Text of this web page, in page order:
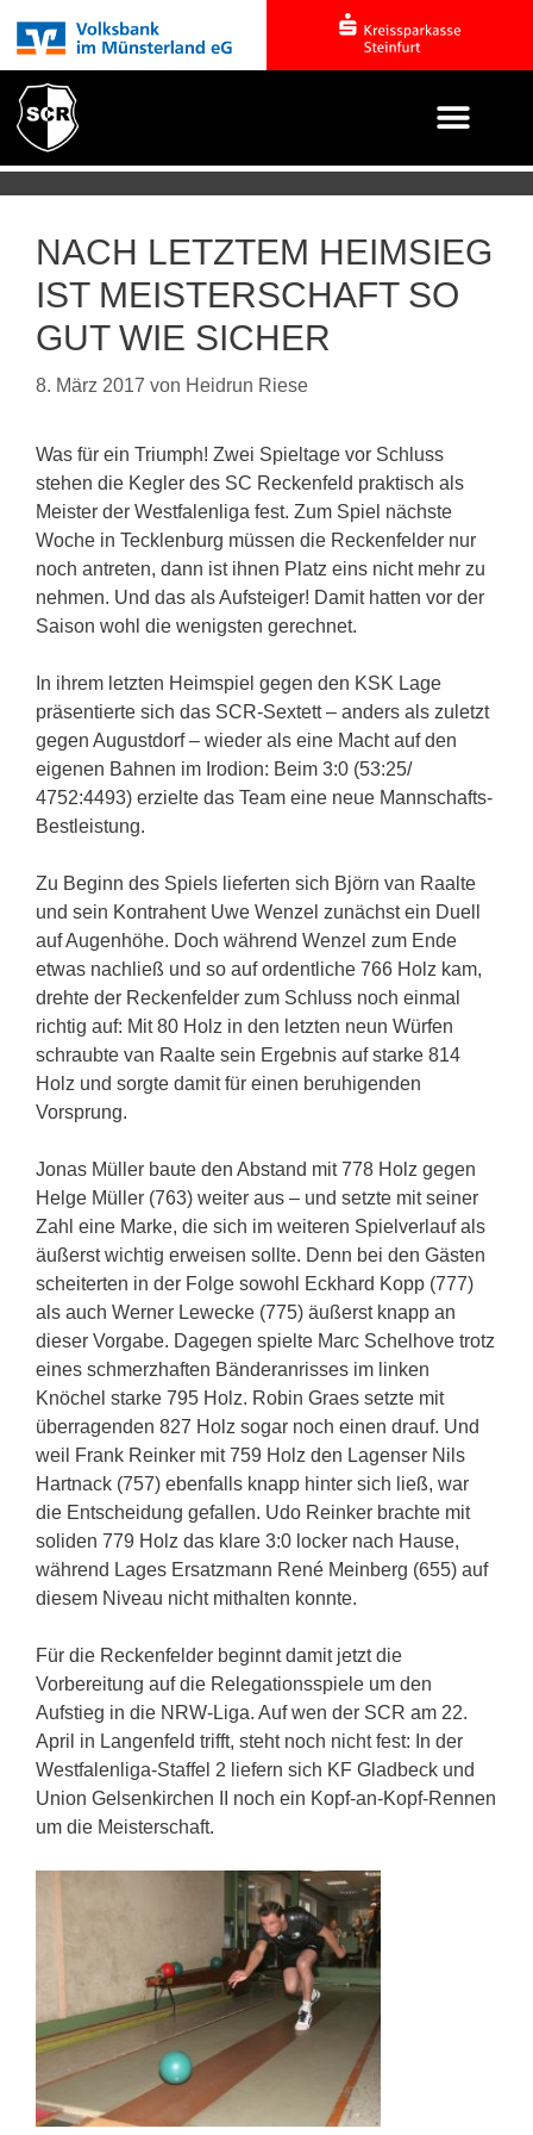
NACH LETZTEM HEIMSIEG
IST MEISTERSCHAFT SO
GUT WIE SICHER
8. März 2017 von Heidrun Riese
Was für ein Triumph! Zwei Spieltage vor Schluss
stehen die Kegler des SC Reckenfeld praktisch als
Meister der Westfalenliga fest. Zum Spiel nächste
Woche in Tecklenburg müssen die Reckenfelder nur
noch antreten, dann ist ihnen Platz eins nicht mehr zu
nehmen. Und das als Aufsteiger! Damit hatten vor der
Saison wohl die wenigsten gerechnet.
In ihrem letzten Heimspiel gegen den KSK Lage
präsentierte sich das SCR-Sextett – anders als zuletzt
gegen Augustdorf – wieder als eine Macht auf den
eigenen Bahnen im Irodion: Beim 3:0 (53:25/
4752:4493) erzielte das Team eine neue Mannschafts-
Bestleistung.
Zu Beginn des Spiels lieferten sich Björn van Raalte
und sein Kontrahent Uwe Wenzel zunächst ein Duell
auf Augenhöhe. Doch während Wenzel zum Ende
etwas nachließ und so auf ordentliche 766 Holz kam,
drehte der Reckenfelder zum Schluss noch einmal
richtig auf: Mit 80 Holz in den letzten neun Würfen
schraubte van Raalte sein Ergebnis auf starke 814
Holz und sorgte damit für einen beruhigenden
Vorsprung.
Jonas Müller baute den Abstand mit 778 Holz gegen
Helge Müller (763) weiter aus – und setzte mit seiner
Zahl eine Marke, die sich im weiteren Spielverlauf als
äußerst wichtig erweisen sollte. Denn bei den Gästen
scheiterten in der Folge sowohl Eckhard Kopp (777)
als auch Werner Lewecke (775) äußerst knapp an
dieser Vorgabe. Dagegen spielte Marc Schelhove trotz
eines schmerzhaften Bänderanrisses im linken
Knöchel starke 795 Holz. Robin Graes setzte mit
überragenden 827 Holz sogar noch einen drauf. Und
weil Frank Reinker mit 759 Holz den Lagenser Nils
Hartnack (757) ebenfalls knapp hinter sich ließ, war
die Entscheidung gefallen. Udo Reinker brachte mit
soliden 779 Holz das klare 3:0 locker nach Hause,
während Lages Ersatzmann René Meinberg (655) auf
diesem Niveau nicht mithalten konnte.
Für die Reckenfelder beginnt damit jetzt die
Vorbereitung auf die Relegationsspiele um den
Aufstieg in die NRW-Liga. Auf wen der SCR am 22.
April in Langenfeld trifft, steht noch nicht fest: In der
Westfalenliga-Staffel 2 liefern sich KF Gladbeck und
Union Gelsenkirchen II noch ein Kopf-an-Kopf-Rennen
um die Meisterschaft.